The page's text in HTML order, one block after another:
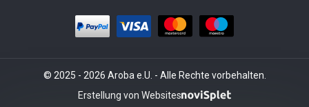
© 2025 - 2026 Aroba e.U. - Alle Rechte vorbehalten.
Erstellung von Websites